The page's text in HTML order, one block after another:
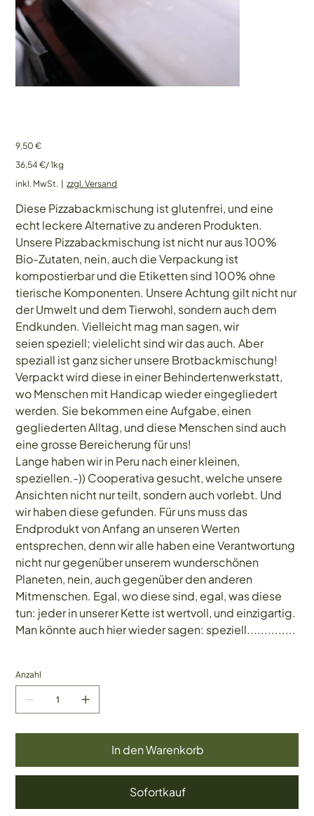
Preis
9,50 €
36,54 €
pro
Kilogramm
36,54 €/ 1kg
inkl. MwSt.
zzgl. Versand
Diese Pizzabackmischung ist glutenfrei, und eine
echt leckere Alternative zu anderen Produkten.
Unsere Pizzabackmischung ist nicht nur aus 100%
Bio-Zutaten, nein, auch die Verpackung ist
kompostierbar und die Etiketten sind 100% ohne
tierische Komponenten. Unsere Achtung gilt nicht nur
der Umwelt und dem Tierwohl, sondern auch dem
Endkunden. Vielleicht mag man sagen, wir
seien speziell; vielelicht sind wir das auch. Aber
speziall ist ganz sicher unsere Brotbackmischung!
Verpackt wird diese in einer Behindertenwerkstatt,
wo Menschen mit Handicap wieder eingegliedert
werden. Sie bekommen eine Aufgabe, einen
gegliederten Alltag, und diese Menschen sind auch
eine grosse Bereicherung für uns!
Lange haben wir in Peru nach einer kleinen,
speziellen.-)) Cooperativa gesucht, welche unsere
Ansichten nicht nur teilt, sondern auch vorlebt. Und
wir haben diese gefunden. Für uns muss das
Endprodukt von Anfang an unseren Werten
entsprechen, denn wir alle haben eine Verantwortung
nicht nur gegenüber unserem wunderschönen
Planeten, nein, auch gegenüber den anderen
Mitmenschen. Egal, wo diese sind, egal, was diese
tun: jeder in unserer Kette ist wertvoll, und einzigartig.
Man könnte auch hier wieder sagen: speziell..............
Anzahl
In den Warenkorb
Sofortkauf